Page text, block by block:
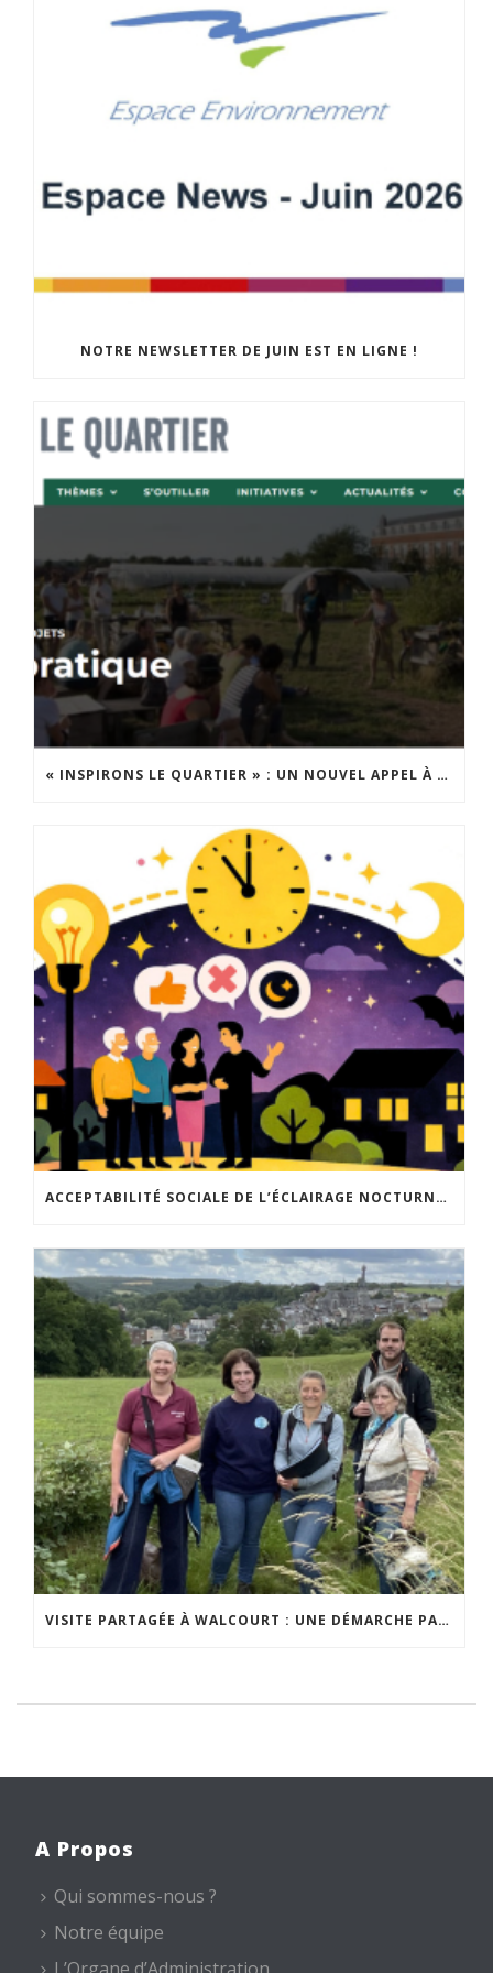
NOTRE NEWSLETTER DE JUIN EST EN LIGNE !
« INSPIRONS LE QUARTIER » : UN NOUVEL APPEL À PROJETS EST LANCÉ !
ACCEPTABILITÉ SOCIALE DE L’ÉCLAIRAGE NOCTURNE : LE REPLAY EST DISPONIBLE
VISITE PARTAGÉE À WALCOURT : UNE DÉMARCHE PARTICIPATIVE ANIMÉE PAR ESPACE ENVIRONNEMENT
A Propos
Qui sommes-nous ?
Notre équipe